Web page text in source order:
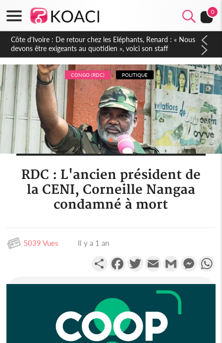
0
Côte d'Ivoire : 66e anniversaire de l'Indépendance, les Forces
de Défense et de Sécurité affichent leur puissance et
réaffirment leur engagement envers la Nation
CONGO (RDC) POLITIQUE
RDC : L'ancien président de
la CENI, Corneille Nangaa
condamné à mort
5039 Vues Il y a 1 an
PartagerFacebookTwitterEmail Gmail